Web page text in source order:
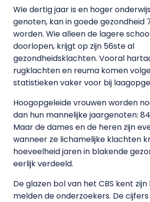
Wie dertig jaar is en hoger
genoten, kan in goede gezondheid
worden. Wie alleen de lagere
doorlopen, krijgt op zijn 56ste al
gezondheidsklachten. Vooral
rugklachten en reuma komen
statistieken vaker voor bij
Hoogopgeleide vrouwen worden
dan hun mannelijke jaargenoten:
Maar de dames en de heren zijn
wanneer ze lichamelijke klachten
hoeveelheid jaren in blakende
eerlijk verdeeld.
De glazen bol van het CBS kent
melden de onderzoekers. De